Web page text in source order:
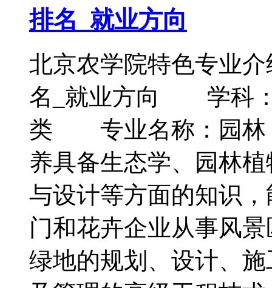
排名_就业方向
北京农学院特色专业
名_就业方向 学科
类 专业名称：园林
养具备生态学、园林
与设计等方面的知识
门和花卉企业从事风
绿地的规划、设计、